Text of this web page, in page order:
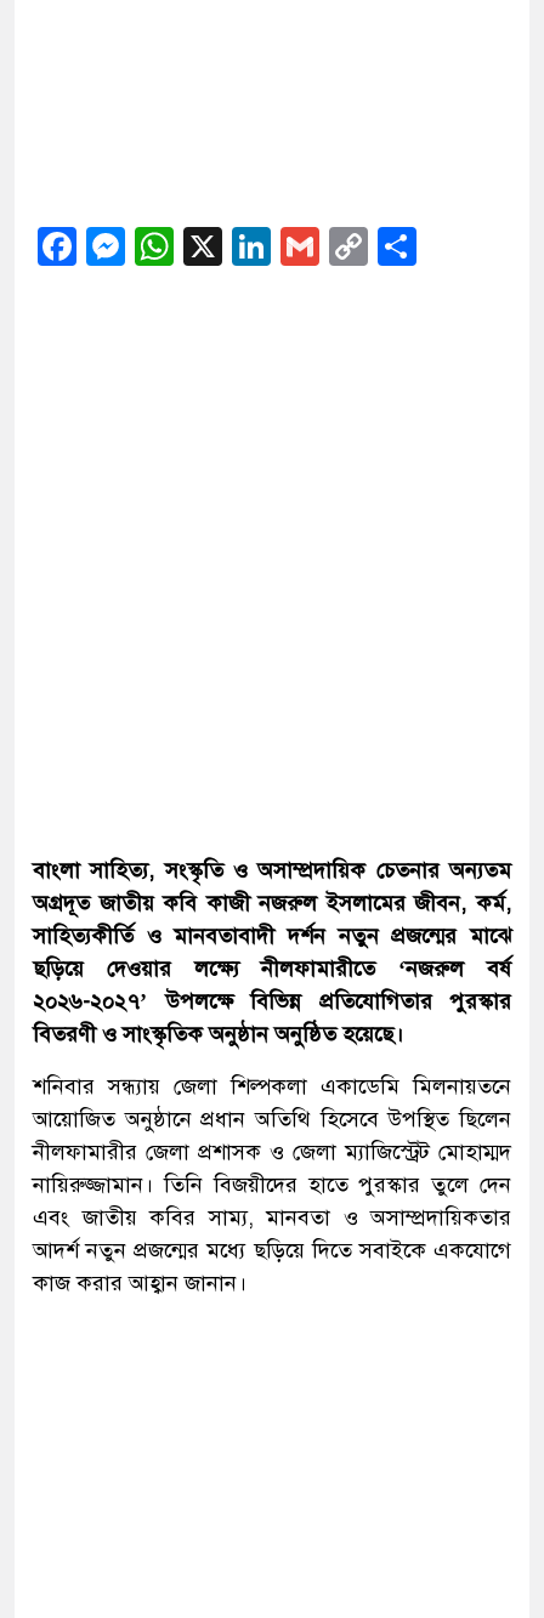
Facebook
Messenger
WhatsApp
X LinkedIn
Gmail
Copy
বাংলা সাহিত্য, সংস্কৃতি ও অসাম্প্রদায়িক চেতনার অন্যতম
অগ্রদূত জাতীয় কবি কাজী নজরুল ইসলামের জীবন, কর্ম,
সাহিত্যকীর্তি ও মানবতাবাদী দর্শন নতুন প্রজন্মের মাঝে
ছড়িয়ে দেওয়ার লক্ষ্যে নীলফামারীতে ‘নজরুল বর্ষ
২০২৬-২০২৭’ উপলক্ষে বিভিন্ন প্রতিযোগিতার পুরস্কার
বিতরণী ও সাংস্কৃতিক অনুষ্ঠান অনুষ্ঠিত হয়েছে।
শনিবার সন্ধ্যায় জেলা শিল্পকলা একাডেমি মিলনায়তনে
আয়োজিত অনুষ্ঠানে প্রধান অতিথি হিসেবে উপস্থিত ছিলেন
নীলফামারীর জেলা প্রশাসক ও জেলা ম্যাজিস্ট্রেট মোহাম্মদ
নায়িরুজ্জামান। তিনি বিজয়ীদের হাতে পুরস্কার তুলে দেন
এবং জাতীয় কবির সাম্য, মানবতা ও অসাম্প্রদায়িকতার
আদর্শ নতুন প্রজন্মের মধ্যে ছড়িয়ে দিতে সবাইকে একযোগে
কাজ করার আহ্বান জানান।